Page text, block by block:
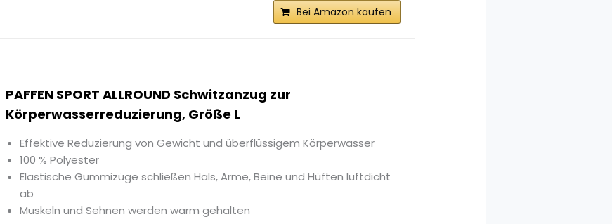
Bei Amazon kaufen
PAFFEN SPORT ALLROUND Schwitzanzug zur
Körperwasserreduzierung, Größe L
Effektive Reduzierung von Gewicht und überflüssigem Körperwasser
100 % Polyester
Elastische Gummizüge schließen Hals, Arme, Beine und Hüften luftdicht
ab
Muskeln und Sehnen werden warm gehalten